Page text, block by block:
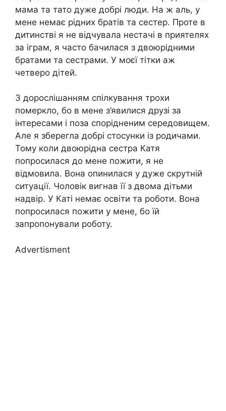
мама та тато дуже добрі люди. На ж аль, у
мене немає рідних братів та сестер. Проте в
дитинстві я не відчувала нестачі в приятелях
за іграм, я часто бачилася з двоюрідними
братами та сестрами. У моєї тітки аж
четверо дітей.
З дорослішанням спілкування трохи
померкло, бо в мене з’явилися друзі за
інтересами і поза спорідненим середовищем.
Але я зберегла добрі стосунки із родичами.
Тому коли двоюрідна сестра Катя
попросилася до мене пожити, я не
відмовила. Вона опинилася у дуже скрутній
ситуації. Чоловік вигнав її з двома дітьми
надвір. У Каті немає освіти та роботи. Вона
попросилася пожити у мене, бо їй
запропонували роботу.
Advertisment